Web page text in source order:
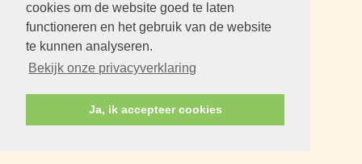
cookies om de website goed te laten
functioneren en het gebruik van de website
te kunnen analyseren.
Bekijk onze privacyverklaring
Ja, ik accepteer cookies